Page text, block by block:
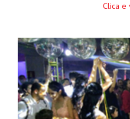
Clica e